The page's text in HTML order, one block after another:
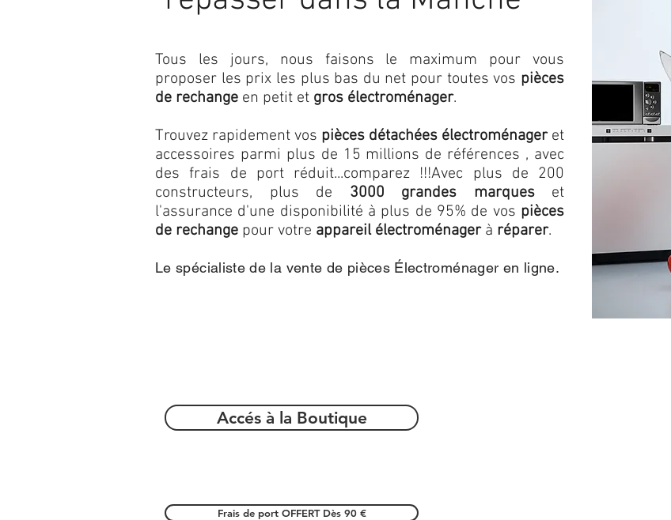
Tous les jours, nous faisons le maximum pour vous
proposer les prix les plus bas du net pour toutes vos pièces
de rechange en petit et gros électroménager.
Trouvez rapidement vos pièces détachées électroménageret
accessoires parmi plus de 15 millions de références , avec
des frais de port réduit...comparez !!!Avec plus de 200
constructeurs, plus de 3000 grandes marqueset
l'assurance d'une disponibilité à plus de 95% de vos pièces
de rechange pour votre appareil électroménagerà réparer.
Le spécialiste de la vente de pièces Électroménager en ligne.
Accés à la Boutique
Frais de port OFFERT Dès 90 €